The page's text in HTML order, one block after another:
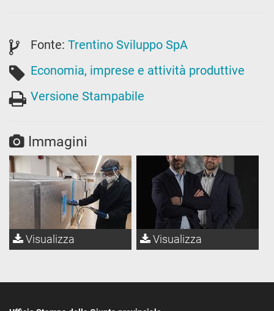
Fonte: Trentino Sviluppo SpA
Economia, imprese e attività produttive
Versione Stampabile
Immagini
Visualizza Visualizza